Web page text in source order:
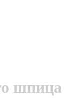
шпица